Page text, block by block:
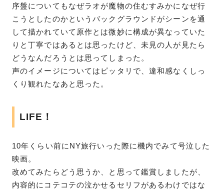
序盤についてもなぜラオが魔物の住むすみかになぜ行
こうとしたのかというバックグラウンドがシーンを通
して描かれていて原作とは微妙に構成が異なっていた
りと丁寧ではあるとは思ったけど、未見の人が見たら
どうなんだろうとは思ってしまった。
声のイメージについてはピッタリで、違和感なくしっ
くり観れたなあと思った。
LIFE！
10年くらい前にNY旅行いった際に機内でみて号泣した
映画。
改めてみたらどう思うか、と思って鑑賞しましたが、
内容的にコテコテの泣かせるセリフがあるわけではな